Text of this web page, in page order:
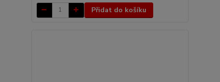
Přidat do košíku